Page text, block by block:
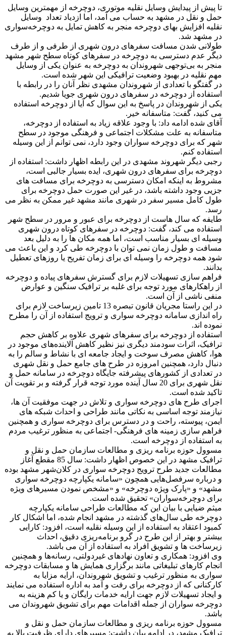
تا پیش از پیدایش وسایل نقلیه موتوری، دوچرخه از مهمترین وسایل
حمل و نقل در مشهد به حساب می آمد، اما ازدیاد تعداد وسایل
نقلیه افزایش بهای دوچرخه منجر به کاهش تمایل به دوچرخه‌سواری
در مشهد شد.
طولانی شدن مسافت سفرهای درون شهری از طرفی و از طرف
دیگر عدم دسترسی به دوچرخه در سفرهای کوتاه سطح شهر مشهد
منجر به بی‌توجهی شهروندان به دوچرخه به عنوان یکی از وسایل
مهم نقلیه در بهبود وضعیت ترافیکی این شهر شده است.
در گفتگو با تعدادی از شهروندان مشهدی نظر آنان را در رابطه با
استفاده از دوچرخه در سفرهای درون شهری جویا شدیم.
یکی از شهروندان در پاسخ به این سوال که آیا از دوچرخه استفاده
می کنید، گفت: متاسفانه خیر.
آقای شده ادامه داد: با وجود علاقه زیاد به استفاده از دوچرخه،
متاسفانه به علت مشکلات اجتماعی و فرهنگی موجود در سطح
شهر که برای دوچرخه سواران وجود دارد، نمی توانم از این وسیله
استفاده کنم.
رجبی دیگر شهروند مشهدی در این رابطه اظهار داشت: استفاده از
دوچرخه برای سفرهای درون شهری، ایده بسیار جالبی است،
مشروط به اینکه امکان دسترسی به دوچرخه برای مسافت های
جزیی وجود داشته باشد، در غیر این صورت حمل دوچرخه برای
طول کامل مسیر سفر در شهری مانند مشهد غیر ممکن به نظر می
رسد.
طایفه که سال هاست از دوچرخه برای عبور و مرور در سطح شهر
استفاده می کند، گفت: دوچرخه در سفرهای کوتاه درون شهری
وسیله ای بسیار مناسب است، اما همه مکان ها را به دلیل بعد
مسافت و طول زمان نمی توان با دوچرخه طی کرد و این باعث می
شود همه دوچرخه را وسیله ای برای زمان تفریح یا روزهای تعطیل
بدانند.
فراهم سازی تسهیلات لازم برای گسترش سفرهای پیاده و دوچرخه
از راهکارهای مورد توجه برای غلبه بر ترافیک سنگین و عوارض
منفی ناشی از آن است.
در این راستا مجریان قانون تبصره 13 تامین زیرساخت لازم برای
راه اندازی سامانه دوچرخه سواری و ترویج استفاده از آن را مطرح
نموده اند.
استفاده از دوچرخه برای سفرهای شهری علاوه بر کاهش حجم
ترافیک، اثرات سودمند دیگری نیز نظیر کاهش آلاینده‌های موجود در
هوا، کاهش مصرف سوخت و ایجاد جامعه ای با نشاط و سالم را به
دنبال دارد، همچنین امروزه در طرح های جامع حمل و نقل شهری
در تعدادی از کشورهای پیشرفته جایگاه دوچرخه در سامانه حمل و
نقل شهری برای 20 سال آینده مورد توجه قرار گرفته و بر تقویت آن
تاکید شده است.
اجرای طرح های دوچرخه سواری و تلاش در جهت موفقیت آن ها،
نیازمند توجه اساسی به نکاتی مانند طراحی و احداث شبکه های
ایمن، پیوسته، راحت و در دسترس برای دوچرخه سواری و همچنین
فراهم سازی زمینه های فرهنگی- اجتماعی به منظور ترغیب مردم
به استفاده از دوچرخه است.
مسوول حوزه برنامه ریزی و مطالعات سازمان حمل و نقل و
ترافیک مشهد در این خصوص اظهار داشت: سال 85 مقطع آغاز
مطالعات جدید طرح ترویج دوچرخه سواری در كلان‌شهر مشهد بوده
و درباره سرفصل‌هایی همچون «سامانه یکپارچه دوچرخه سواری
مشهد» و «پارک ویژه دوچرخه» و «مشخص نمودن مسیرهای ویژه
برای دوچرخه‌سواران» تحقیق شده است.
میثم ضیایی با بیان این که مطالعات طراحی سامانه یکپارچه
دوچرخه طی سال‌های گذشته در مشهد انجام شده، اما اشکال کار
کمبود اعتقاد به استفاده از این وسیله نقلیه است، افزود: کارایی
بیشتر و بهتر از این طرح در گرو برنامه‌ریزی دقیق، احداث
زیرساخت ها و تشویق افراد به استفاده از آن می باشد.
وی افزود: همکاری و تعاون نهادهای غیردولتی، رسانه‌ها و همچنین
انجام کارهای تبلیغاتی مانند برگزاری همایش ها و مسابقات دوچرخه
سواری به منظور ترغیب و تشویق شهروندان، ارایه مزایا به
کارکنانی که از دوچرخه برای رفت و آمد به اداره استفاده می نمایند
و ایجاد تسهیلات لازم جهت ارایه خدمات رایگان و یا کم هزینه به
دوچرخه سواران از جمله اقدامات مهم برای تشویق شهروندان می
باشد.
مسوول حوزه برنامه ریزی و مطالعات سازمان حمل و نقل و
ترافیک مشهد، در ادامه بیان داشت: مسیرهای دارای ظرفیت بالا به